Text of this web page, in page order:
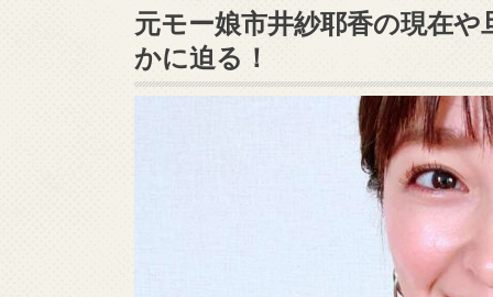
元モー娘市井紗耶香の現在
かに迫る！